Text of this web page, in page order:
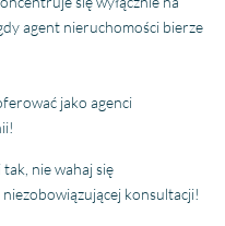
agent nieruchomości bierze
jako agenci
tak, nie wahaj się
konsultacji!